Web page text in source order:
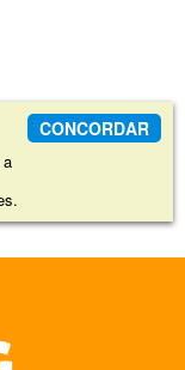
CONCORDAR